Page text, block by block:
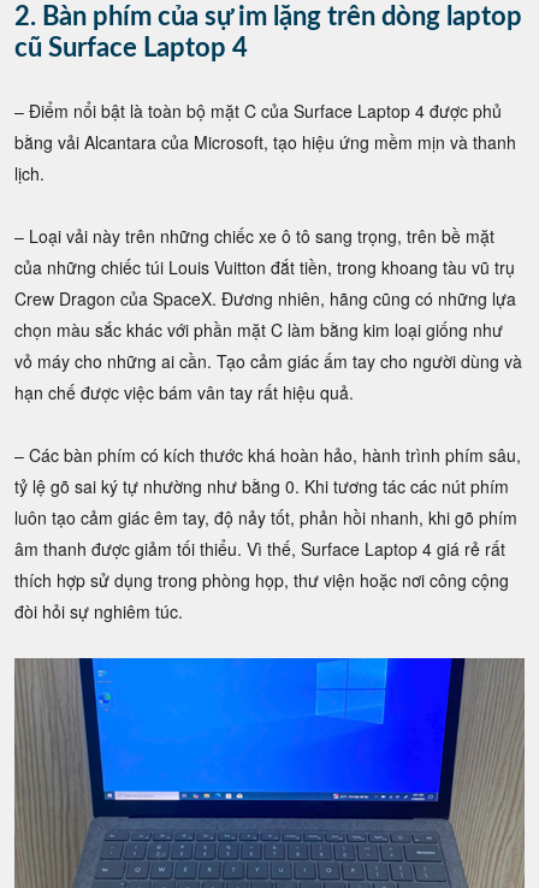
2. Bàn phím của sự im lặng trên dòng laptop
cũ Surface Laptop 4
– Điểm nổi bật là toàn bộ mặt C của Surface Laptop 4 được phủ
bằng vải Alcantara của Microsoft, tạo hiệu ứng mềm mịn và thanh
lịch.
– Loại vải này trên những chiếc xe ô tô sang trọng, trên bề mặt
của những chiếc túi Louis Vuitton đắt tiền, trong khoang tàu vũ trụ
Crew Dragon của SpaceX. Đương nhiên, hãng cũng có những lựa
chọn màu sắc khác với phần mặt C làm bằng kim loại giống như
vỏ máy cho những ai cần. Tạo cảm giác ấm tay cho người dùng và
hạn chế được việc bám vân tay rất hiệu quả.
– Các bàn phím có kích thước khá hoàn hảo, hành trình phím sâu,
tỷ lệ gõ sai ký tự nhường như bằng 0. Khi tương tác các nút phím
luôn tạo cảm giác êm tay, độ nảy tốt, phản hồi nhanh, khi gõ phím
âm thanh được giảm tối thiểu. Vì thế, Surface Laptop 4 giá rẻ rất
thích hợp sử dụng trong phòng họp, thư viện hoặc nơi công cộng
đòi hỏi sự nghiêm túc.